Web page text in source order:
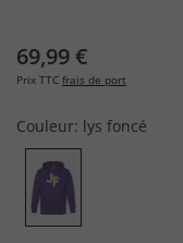
69,99 €
Prix TTC frais de port
Couleur: lys foncé